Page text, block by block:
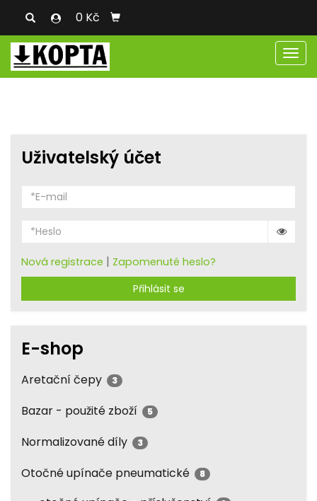
0 Kč
Uživatelský účet
Nová registrace | Zapomenuté heslo?
Přihlásit se
E-shop
Aretační čepy 3
Bazar - použité zboží 5
Normalizované díly 3
Otočné upínače pneumatické 8